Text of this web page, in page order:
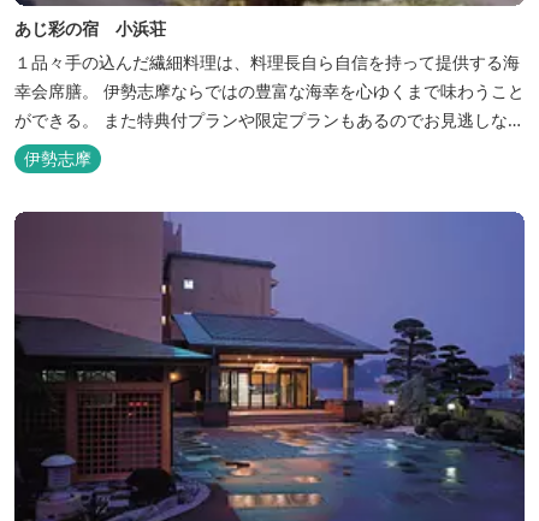
あじ彩の宿 小浜荘
１品々手の込んだ繊細料理は、料理長自ら自信を持って提供する海
幸会席膳。 伊勢志摩ならではの豊富な海幸を心ゆくまで味わうこと
ができる。 また特典付プランや限定プランもあるのでお見逃しな
く。
伊勢志摩